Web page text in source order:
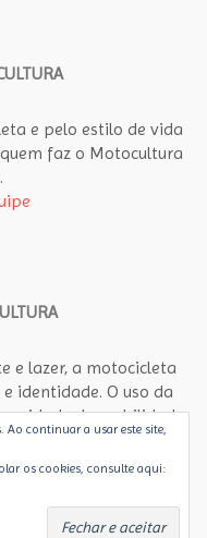
e pelo estilo de vida
faz o Motocultura
e lazer, a motocicleta
identidade. O uso da
de mobilidade
Motocultura propõe
a motocicleta como
É dedicado aos
vão se apaixonar.
Ao continuar a usar este site,
os cookies, consulte aqui: